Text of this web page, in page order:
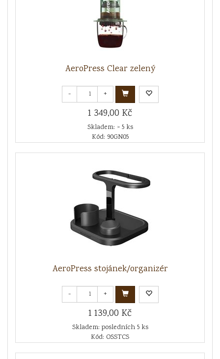
AeroPress Clear zelený
- +
1 349,00 Kč
Skladem: > 5 ks
Kód: 90GN05
AeroPress stojánek/organizér
- +
1 139,00 Kč
Skladem: posledních 5 ks
Kód: OSSTCS